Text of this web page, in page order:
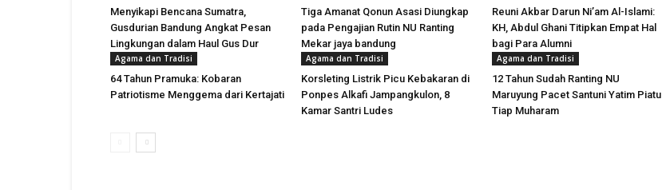
Menyikapi Bencana Sumatra,
Gusdurian Bandung Angkat Pesan
Lingkungan dalam Haul Gus Dur
Tiga Amanat Qonun Asasi Diungkap
pada Pengajian Rutin NU Ranting
Mekar jaya bandung
Reuni Akbar Darun Ni’am Al-Islami:
KH, Abdul Ghani Titipkan Empat Hal
bagi Para Alumni
Agama dan Tradisi
64 Tahun Pramuka: Kobaran
Patriotisme Menggema dari Kertajati
Agama dan Tradisi
Korsleting Listrik Picu Kebakaran di
Ponpes Alkafi Jampangkulon, 8
Kamar Santri Ludes
Agama dan Tradisi
12 Tahun Sudah Ranting NU
Maruyung Pacet Santuni Yatim Piatu
Tiap Muharam